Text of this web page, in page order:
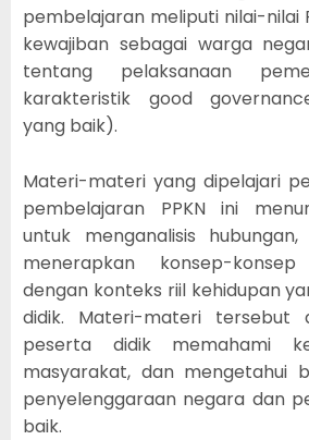
pembelajaran meliputi nilai-nilai
kewajiban sebagai warga
tentang pelaksanaan
karakteristik good
yang baik).
Materi-materi yang dipelajari
pembelajaran PPKN ini
untuk menganalisis
menerapkan konsep-
dengan konteks riil kehidupan
didik. Materi-materi tersebut
peserta didik memahami
masyarakat, dan mengetahui
penyelenggaraan negara dan
baik.